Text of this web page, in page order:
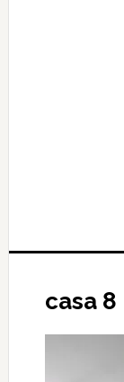
casa 8